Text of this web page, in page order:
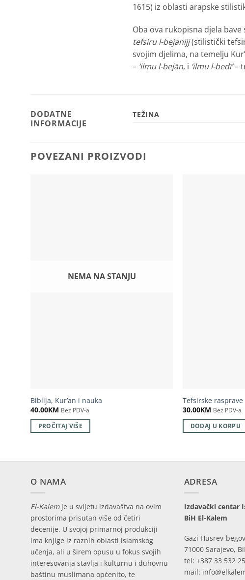
1615) iz oblasti arapske
Oba ova rukopisna djela
tefsiru l-bejanijj(stilistički
svojim djelima, na temelju
– ‘ilmu l-bejān, i ‘ilmu l-bedī’–
DODATNE
INFORMACIJE
TEŽINA
POVEZANI PROIZVODI
NEMA NA STANJU
Biblija, Kur’an i nauka
40.00KM Bez PDV-a
PROČITAJ VIŠE
Tefsirske rasprave
30.00KM Bez PDV-a
DODAJ U KORPU
O NAMA
El-Kalemje u svijetu izdavaštva na ovim
prostorima prisutan više od četiri
decenije. U svojoj primarnoj produkciji
ima knjige iz raznih oblasti islamskog
učenja, ali u širem opusu u fokus svojih
interesovanja stavlja i kulturnu i duhovnu
baštinu muslimana općenito, te
ADRESA
Izdavački centar
BiH El-Kalem
Gazi Husrev-
71000 Sarajevo,
tel: +387 33 532
mail: